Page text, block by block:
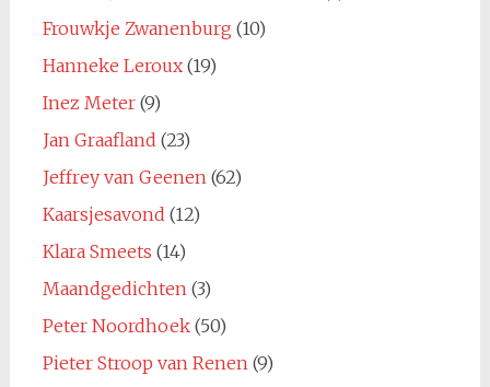
Frouwkje Zwanenburg (10)
Hanneke Leroux(19)
Inez Meter(9)
Jan Graafland (23)
Jeffrey van Geenen (62)
Kaarsjesavond (12)
Klara Smeets (14)
Maandgedichten (3)
Peter Noordhoek(50)
Pieter Stroop van Renen (9)